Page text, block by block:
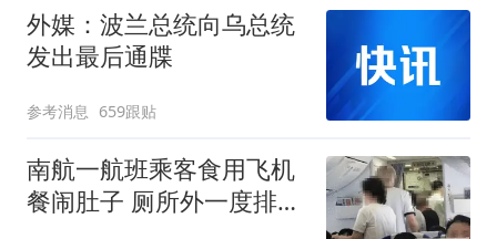
外媒：波兰总统向乌总统
发出最后通牒
参考消息 659跟贴
南航一航班乘客食用飞机
餐闹肚子 厕所外一度排长